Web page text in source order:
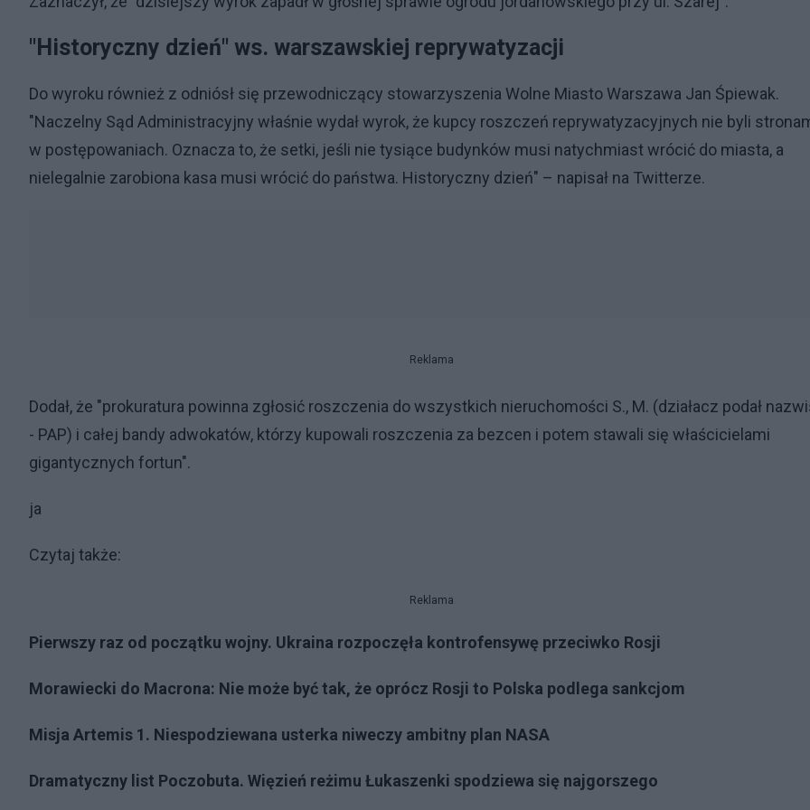
"Historyczny dzień" ws. warszawskiej reprywatyzacji
Do wyroku również z odniósł się przewodniczący stowarzyszenia Wolne Miasto Warszawa Jan Śpiewak.
"Naczelny Sąd Administracyjny właśnie wydał wyrok, że kupcy roszczeń reprywatyzacyjnych nie byli
w postępowaniach. Oznacza to, że setki, jeśli nie tysiące budynków musi natychmiast wrócić do miasta, a
nielegalnie zarobiona kasa musi wrócić do państwa. Historyczny dzień" – napisał na Twitterze.
Reklama
Dodał, że "prokuratura powinna zgłosić roszczenia do wszystkich nieruchomości S., M. (działacz podał
- PAP) i całej bandy adwokatów, którzy kupowali roszczenia za bezcen i potem stawali się właścicielami
gigantycznych fortun".
ja
Czytaj także:
Reklama
Pierwszy raz od początku wojny. Ukraina rozpoczęła kontrofensywę przeciwko Rosji
Morawiecki do Macrona: Nie może być tak, że oprócz Rosji to Polska podlega sankcjom
Misja Artemis 1. Niespodziewana usterka niweczy ambitny plan NASA
Dramatyczny list Poczobuta. Więzień reżimu Łukaszenki spodziewa się najgorszego